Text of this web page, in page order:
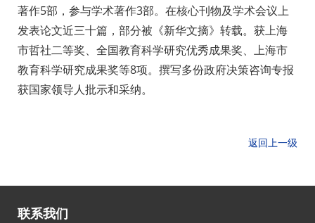
著作5部，参与学术著作3部。在核心刊物及学术会议上
发表论文近三十篇，部分被《新华文摘》转载。获上海
市哲社二等奖、全国教育科学研究优秀成果奖、上海市
教育科学研究成果奖等8项。撰写多份政府决策咨询专报
获国家领导人批示和采纳。
返回上一级
联系我们